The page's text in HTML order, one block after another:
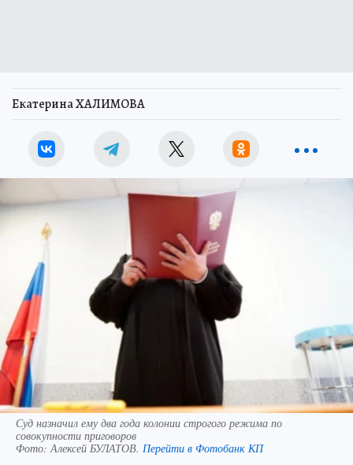
Екатерина ХАЛИМОВА
Суд назначил ему два года колонии строгого режима по
совокупности приговоров
Фото:Алексей БУЛАТОВ. Перейти в Фотобанк КП